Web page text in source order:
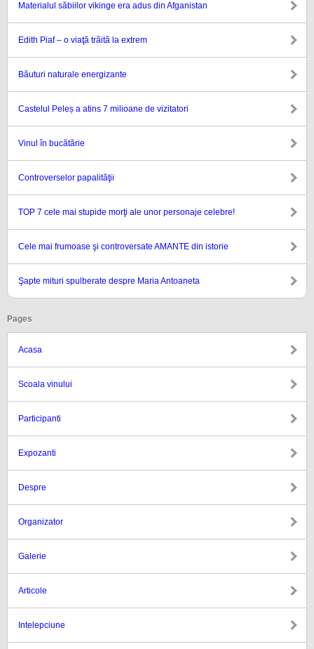
Materialul săbiilor vikinge era adus din Afganistan
Edith Piaf – o viaţă trăită la extrem
Băuturi naturale energizante
Castelul Peleș a atins 7 milioane de vizitatori
Vinul în bucătărie
Controverselor papalităţii
TOP 7 cele mai stupide morţi ale unor personaje celebre!
Cele mai frumoase şi controversate AMANTE din istorie
Şapte mituri spulberate despre Maria Antoaneta
Pages
Acasa
Scoala vinului
Participanti
Expozanti
Despre
Organizator
Galerie
Articole
Intelepciune